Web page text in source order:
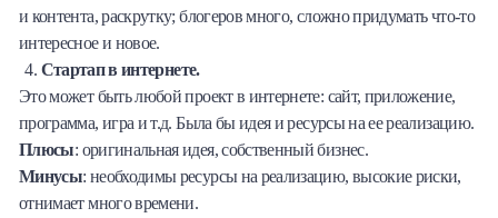
и контента, раскрутку; блогеров много, сложно придумать что-то
интересное и новое.
Стартап в интернете.
Это может быть любой проект в интернете: сайт, приложение,
программа, игра и т.д. Была бы идея и ресурсы на ее реализацию.
Плюсы: оригинальная идея, собственный бизнес.
Минусы: необходимы ресурсы на реализацию, высокие риски,
отнимает много времени.